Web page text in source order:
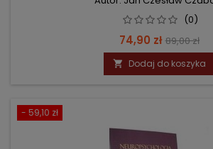
(0)
Cena
74,90 zł Cena
89,00 zł
 Dodaj do koszyka
- 59,10 zł